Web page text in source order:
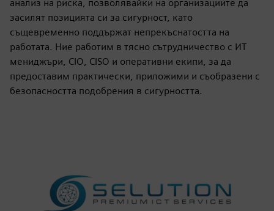
анализ на риска, позволявайки на организациите да
засилят позицията си за сигурност, като
същевременно поддържат непрекъснатостта на
работата. Ние работим в тясно сътрудничество с ИТ
мениджъри, CIO, CISO и оперативни екипи, за да
предоставим практически, приложими и съобразени с
безопасността подобрения в сигурността.